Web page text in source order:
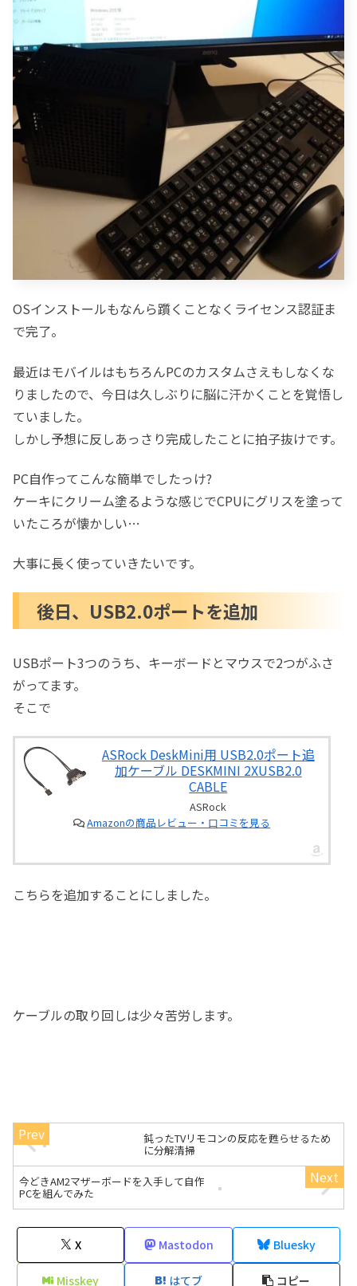
OSインストールもなんら躓くことなくライセンス認証ま
で完了。
最近はモバイルはもちろんPCのカスタムさえもしなくな
りましたので、今日は久しぶりに脳に汗かくことを覚悟し
ていました。
しかし予想に反しあっさり完成したことに拍子抜けです。
PC自作ってこんな簡単でしたっけ?
ケーキにクリーム塗るような感じでCPUにグリスを塗って
いたころが懐かしい…
大事に長く使っていきたいです。
後日、USB2.0ポートを追加
USBポート3つのうち、キーボードとマウスで2つがふさ
がってます。
そこで
ASRock DeskMini用 USB2.0ポート追
加ケーブル DESKMINI 2XUSB2.0
CABLE
ASRock
Amazonの商品レビュー・口コミを見る
こちらを追加することにしました。
ケーブルの取り回しは少々苦労します。
鈍ったTVリモコンの反応を甦らせるため
に分解清掃
今どきAM2マザーボードを入手して自作
PCを組んでみた
X Mastodon Bluesky
Misskey はてブ コピー